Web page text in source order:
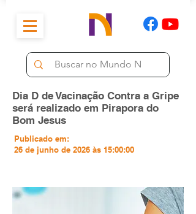
Dia D de Vacinação Contra a Gripe
será realizado em Pirapora do
Bom Jesus
Publicado em:
26 de junho de 2026 às 15:00:00